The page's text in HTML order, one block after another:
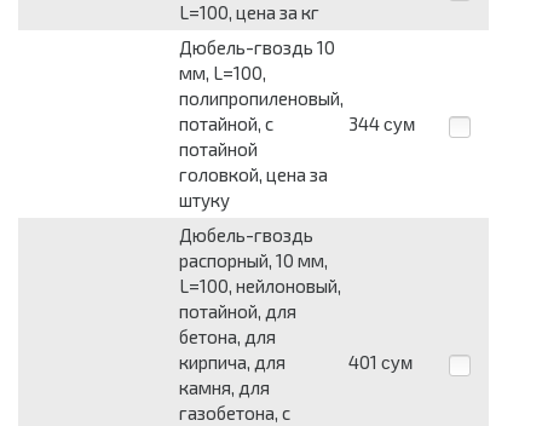
L=100, цена за кг
Дюбель-гвоздь 10
мм, L=100,
полипропиленовый,
потайной, с
потайной
головкой, цена за
штуку
344 сум
Дюбель-гвоздь
распорный, 10 мм,
L=100, нейлоновый,
потайной, для
бетона, для
кирпича, для
камня, для
газобетона, с
401 сум